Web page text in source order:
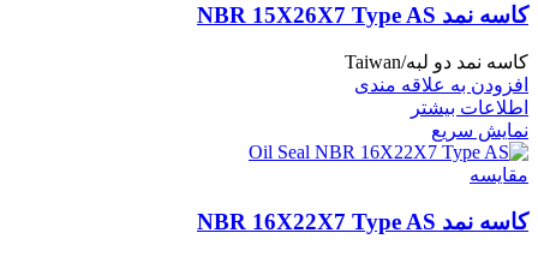
کاسه نمد NBR 15X26X7 Type AS
کاسه نمد دو لبه/Taiwan
افزودن به علاقه مندی
اطلاعات بیشتر
نمایش سریع
مقايسه
کاسه نمد NBR 16X22X7 Type AS